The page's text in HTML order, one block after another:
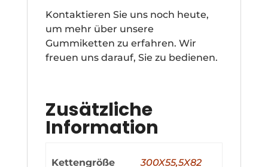
Kontaktieren Sie uns noch heute,
um mehr über unsere
Gummiketten zu erfahren. Wir
freuen uns darauf, Sie zu bedienen.
Zusätzliche
Information
Kettengröße 300X55,5X82